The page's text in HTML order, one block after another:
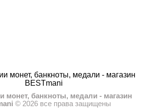
монет, банкноты, медали - магазин
© 2026 все права защищены